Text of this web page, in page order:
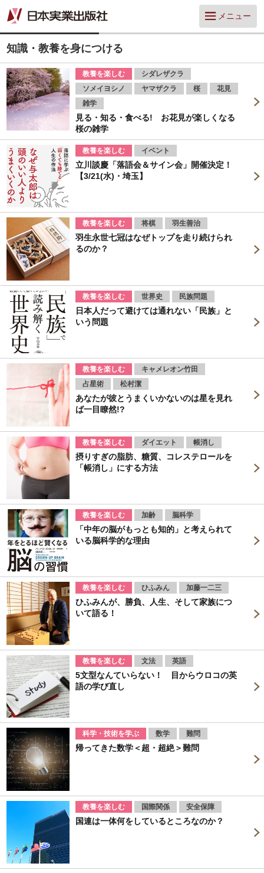
メニュー
知識・教養を身につける
教養を楽しむ
シダレザクラ
ソメイヨシノ
ヤマザクラ 桜
花見
雑学
見る・知る・食べる! お花見が楽しくなる
桜の雑学
教養を楽しむ イベント
立川談慶「落語会＆サイン会」開催決定！
【3/21(水)・埼玉】
教養を楽しむ 将棋 羽生善治
羽生永世七冠はなぜトップを走り続けられ
るのか？
教養を楽しむ 世界史 民族問題
日本人だって避けては通れない「民族」と
いう問題
教養を楽しむ
キャメレオン竹田
占星術
松村潔
あなたが彼とうまくいかないのは星を見れ
ば一目瞭然!?
教養を楽しむ ダイエット 帳消し
摂りすぎの脂肪、糖質、コレステロールを
「帳消し」にする方法
教養を楽しむ 加齢 脳科学
「中年の脳がもっとも知的」と考えられて
いる脳科学的な理由
教養を楽しむ ひふみん 加藤一二三
ひふみんが、勝負、人生、そして家族につ
いて語る！
教養を楽しむ 文法 英語
5文型なんていらない！ 目からウロコの英
語の学び直し
科学・技術を学ぶ 数学 難問
帰ってきた数学＜超・超絶＞難問
教養を楽しむ 国際関係 安全保障
国連は一体何をしているところなのか？